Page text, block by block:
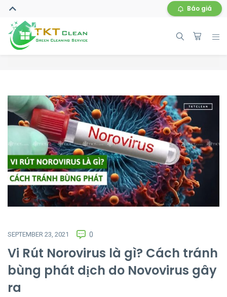
Báo giá
SEPTEMBER 23, 2021 0
Vi Rút Norovirus là gì? Cách tránh
bùng phát dịch do Novovirus gây
ra